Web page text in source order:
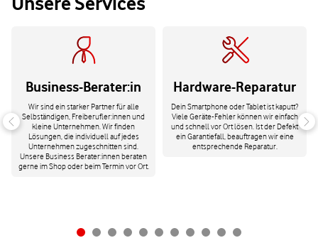
Business-Berater:in
Wir sind ein starker Partner für alle
Selbständigen, Freiberufler:innen und
kleine Unternehmen. Wir finden
Lösungen, die individuell auf jedes
Unternehmen zugeschnitten sind.
Unsere Business Berater:innen beraten
gerne im Shop oder beim Termin vor Ort.
Hardware-Reparatur
Dein Smartphone oder Tablet ist kaputt?
Viele Geräte-Fehler können wir einfach
und schnell vor Ort lösen. Ist der Defekt
ein Garantiefall, beauftragen wir eine
entsprechende Reparatur.